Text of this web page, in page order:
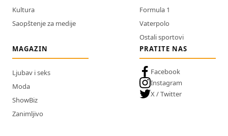
Kultura
Saopštenje za medije
Formula 1
Vaterpolo
Ostali sportovi
MAGAZIN
Ljubav i seks
Moda
ShowBiz
Zanimljivo
PRATITE NAS
Facebook
Instagram
X / Twitter